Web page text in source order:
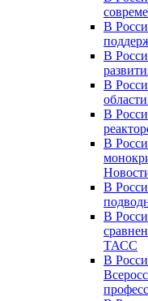
В
В
В
В
В
В
В
ТАСС
В